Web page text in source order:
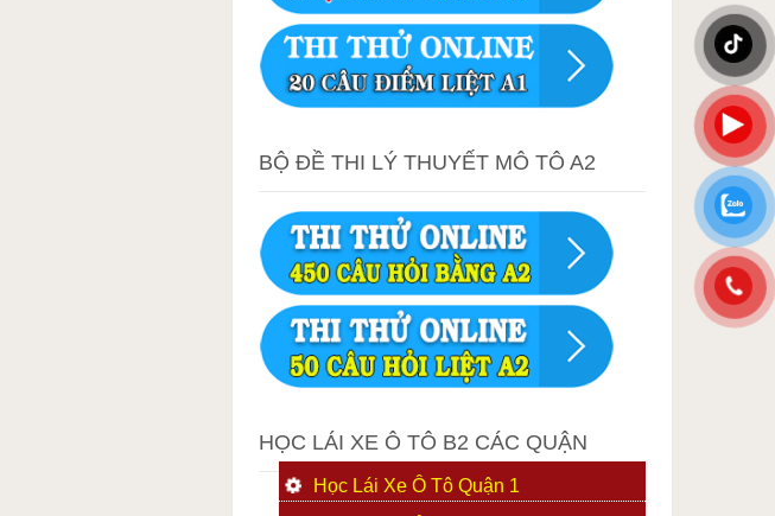
BỘ ĐỀ THI LÝ THUYẾT MÔ TÔ A2
HỌC LÁI XE Ô TÔ B2 CÁC QUẬN
Học Lái Xe Ô Tô Quận 1